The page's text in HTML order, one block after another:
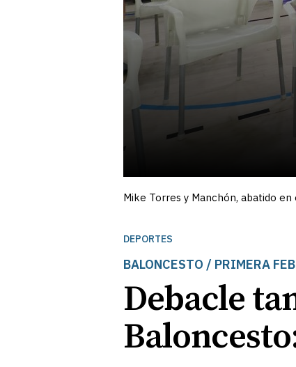
Mike Torres y Manchón, abatido
DEPORTES
BALONCESTO / PRIMERA FEB
Debacle